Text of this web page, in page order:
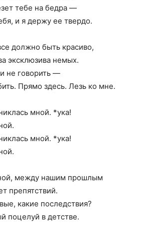
тебе на бедра —
и я держу ее твердо.
должно быть красиво,
эксклюзива немых.
не говорить —
Прямо здесь. Лезь ко мне.
мной. *ука!
мной. *ука!
между нашим прошлым
препятствий.
какие последствия?
поцелуй в детстве.